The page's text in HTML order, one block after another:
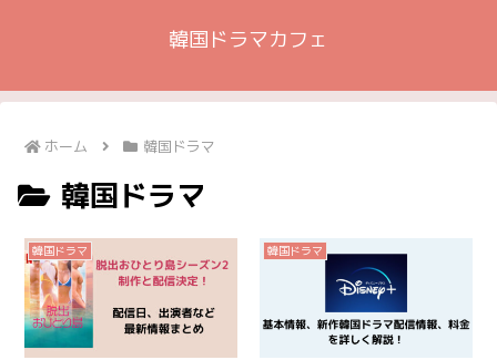
韓国ドラマカフェ
ホーム 韓国ドラマ
韓国ドラマ
韓国ドラマ 韓国ドラマ